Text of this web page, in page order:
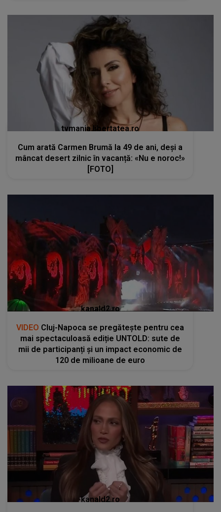
tvmania.libertatea.ro
Cum arată Carmen Brumă la 49 de ani, deși a
mâncat desert zilnic în vacanță: «Nu e noroc!»
[FOTO]
kanald2.ro
VIDEO Cluj-Napoca se pregătește pentru cea
mai spectaculoasă ediție UNTOLD: sute de
mii de participanți și un impact economic de
120 de milioane de euro
kanald2.ro